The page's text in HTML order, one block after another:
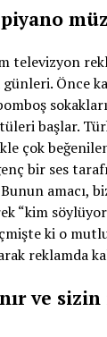
televizyon
Önce
başlar.
çok
bir ses
amacı,
“kim
ki o
reklamda
ve sizin